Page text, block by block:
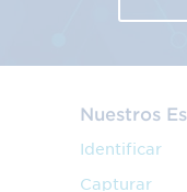
Nuestros
Identificar
Capturar